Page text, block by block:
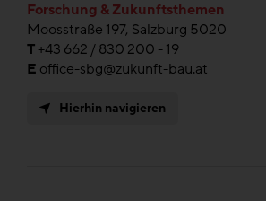
Forschung & Zukunftsthemen
Moosstraße 197, Salzburg 5020
T+43 662 / 830 200 - 19
E office-sbg@zukunft-bau.at
Hierhin navigieren